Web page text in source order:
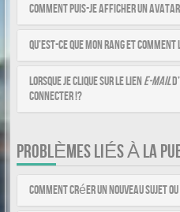
Comment puis-je afficher un
Qu’est-ce que mon rang et
Lorsque je clique sur le liene-mail
connecter !?
PROBLÈMES LIÉS À LA
Comment créer un nouveau sujet